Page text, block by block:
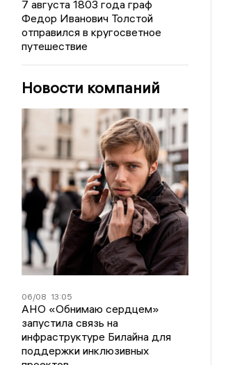
7 августа 1803 года граф
Федор Иванович Толстой
отправился в кругосветное
путешествие
Новости компаний
06/08 13:05
АНО «Обнимаю сердцем»
запустила связь на
инфраструктуре Билайна для
поддержки инклюзивных